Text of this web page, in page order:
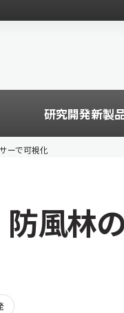
研究開発新製
ーで可視化
風林